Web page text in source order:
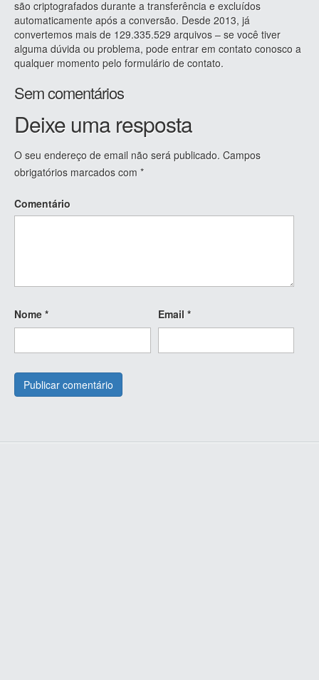
são criptografados durante a transferência e excluídos
automaticamente após a conversão. Desde 2013, já
convertemos mais de 129.335.529 arquivos – se você tiver
alguma dúvida ou problema, pode entrar em contato conosco a
qualquer momento pelo formulário de contato.
Sem comentários
Deixe uma resposta
O seu endereço de email não será publicado. Campos
obrigatórios marcados com *
Comentário
Nome * Email *